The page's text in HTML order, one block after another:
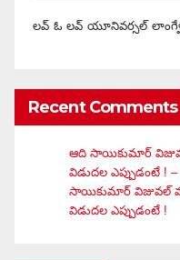
లవ్ ఓ లవ్ యూనివర్సల్
Recent Comments
ఆది సాయికుమార్
విడుదల ఎప్పుడంటే ! –
సాయికుమార్ విజువ‌ల్
విడుదల ఎప్పుడంటే !